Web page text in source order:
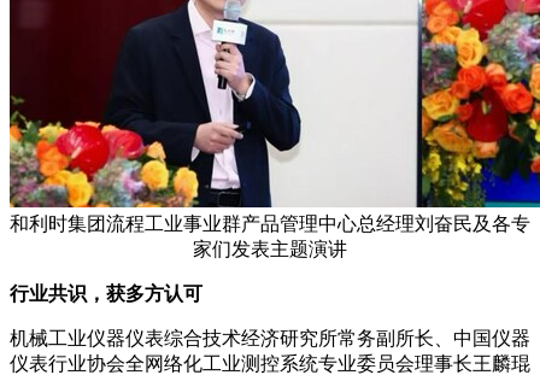
和利时集团流程工业事业群产品管理中心总经理刘奋民及各专
家们发表主题演讲
行业共识，获多方认可
机械工业仪器仪表综合技术经济研究所常务副所长、中国仪器
仪表行业协会全网络化工业测控系统专业委员会理事长王麟琨